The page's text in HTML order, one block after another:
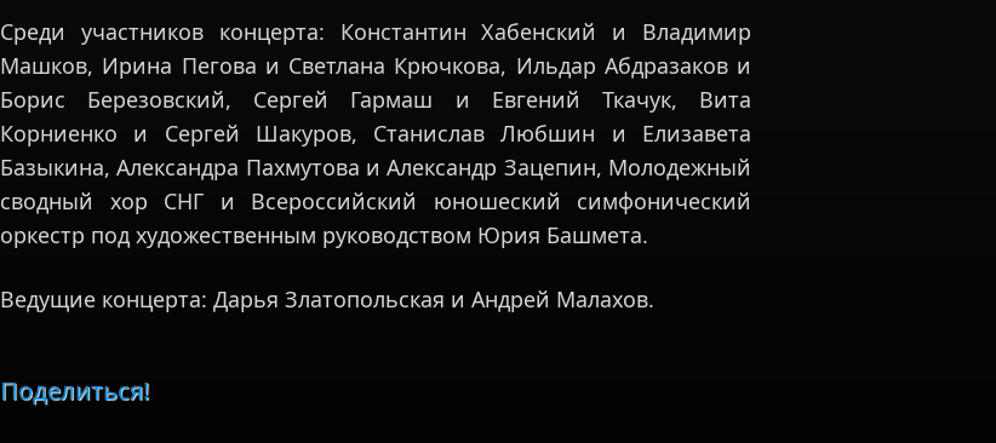
Среди участников концерта: Константин Хабенский и Владимир
Машков, Ирина Пегова и Светлана Крючкова, Ильдар Абдразаков и
Борис Березовский, Сергей Гармаш и Евгений Ткачук, Вита
Корниенко и Сергей Шакуров, Станислав Любшин и Елизавета
Базыкина, Александра Пахмутова и Александр Зацепин, Молодежный
сводный хор СНГ и Всероссийский юношеский симфонический
оркестр под художественным руководством Юрия Башмета.
Ведущие концерта: Дарья Златопольская и Андрей Малахов.
Поделиться!